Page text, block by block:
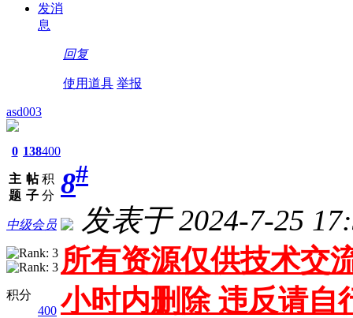
发消
息
回复
使用道具 举报
asd003
0
主
题
138
帖
子
400
积
分
中级会员
积分
400
8#
发表于 2024-7-25
所有资源仅供技术交
小时内删除 违反请自